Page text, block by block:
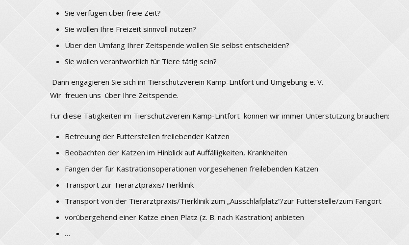
Sie verfügen über freie Zeit?
Sie wollen Ihre Freizeit sinnvoll nutzen?
Über den Umfang Ihrer Zeitspende wollen Sie selbst entscheiden?
Sie wollen verantwortlich für Tiere tätig sein?
Dann engagieren Sie sich im Tierschutzverein Kamp-Lintfort und Umgebung e. V.
Wir freuen uns über Ihre Zeitspende.
Für diese Tätigkeiten im Tierschutzverein Kamp-Lintfort können wir immer Unterstützung brauchen:
Betreuung der Futterstellen freilebender Katzen
Beobachten der Katzen im Hinblick auf Auffälligkeiten, Krankheiten
Fangen der für Kastrationsoperationen vorgesehenen freilebenden Katzen
Transport zur Tierarztpraxis/Tierklinik
Transport von der Tierarztpraxis/Tierklinik zum „Ausschlafplatz“/zur Futterstelle/zum Fangort
vorübergehend einer Katze einen Platz (z. B. nach Kastration) anbieten
…